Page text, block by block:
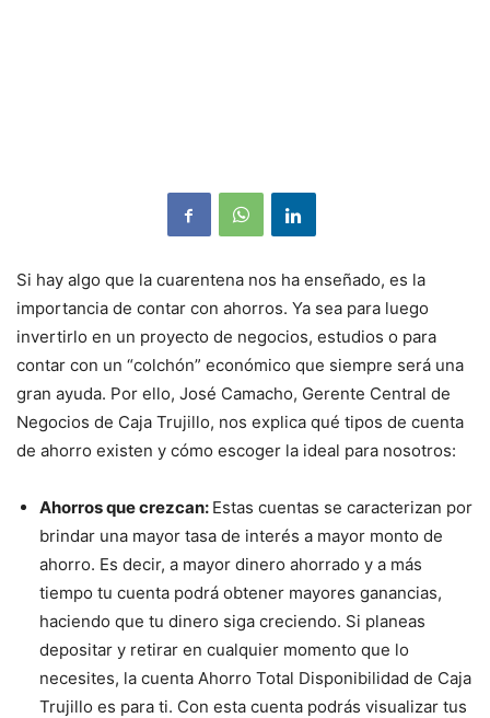
Si hay algo que la cuarentena nos ha enseñado, es la
importancia de contar con ahorros. Ya sea para luego
invertirlo en un proyecto de negocios, estudios o para
contar con un “colchón” económico que siempre será una
gran ayuda. Por ello, José Camacho, Gerente Central de
Negocios de Caja Trujillo, nos explica qué tipos de cuenta
de ahorro existen y cómo escoger la ideal para nosotros:
Ahorros que crezcan: Estas cuentas se caracterizan por
brindar una mayor tasa de interés a mayor monto de
ahorro. Es decir, a mayor dinero ahorrado y a más
tiempo tu cuenta podrá obtener mayores ganancias,
haciendo que tu dinero siga creciendo. Si planeas
depositar y retirar en cualquier momento que lo
necesites, la cuenta Ahorro Total Disponibilidad de Caja
Trujillo es para ti. Con esta cuenta podrás visualizar tus